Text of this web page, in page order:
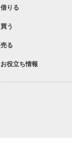
借りる
買う
売る
お役立ち情報